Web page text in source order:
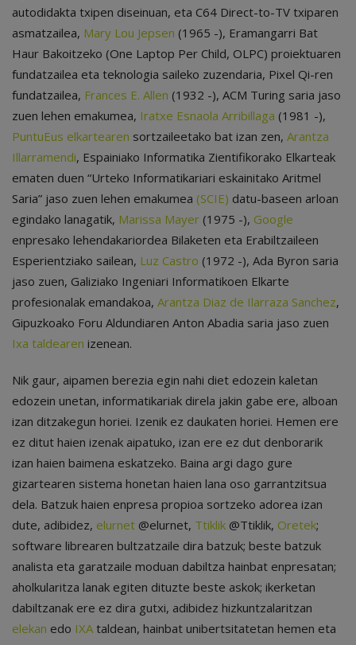
autodidakta txipen diseinuan, eta C64 Direct-to-TV txiparen
asmatzailea, Mary Lou Jepsen (1965 -), Eramangarri Bat
Haur Bakoitzeko (One Laptop Per Child, OLPC) proiektuaren
fundatzailea eta teknologia saileko zuzendaria, Pixel Qi-ren
fundatzailea, Frances E. Allen (1932 -), ACM Turing saria jaso
zuen lehen emakumea, Iratxe Esnaola Arribillaga (1981 -),
PuntuEus elkartearen sortzaileetako bat izan zen, Arantza
Illarramendi, Espainiako Informatika Zientifikorako Elkarteak
ematen duen “Urteko Informatikariari eskainitako Aritmel
Saria” jaso zuen lehen emakumea (SCIE) datu-baseen arloan
egindako lanagatik, Marissa Mayer (1975 -), Google
enpresako lehendakariordea Bilaketen eta Erabiltzaileen
Esperientziako sailean, Luz Castro (1972 -), Ada Byron saria
jaso zuen, Galiziako Ingeniari Informatikoen Elkarte
profesionalak emandakoa, Arantza Diaz de Ilarraza Sanchez,
Gipuzkoako Foru Aldundiaren Anton Abadia saria jaso zuen
Ixa taldearen izenean.
Nik gaur, aipamen berezia egin nahi diet edozein kaletan
edozein unetan, informatikariak direla jakin gabe ere, alboan
izan ditzakegun horiei. Izenik ez daukaten horiei. Hemen ere
ez ditut haien izenak aipatuko, izan ere ez dut denborarik
izan haien baimena eskatzeko. Baina argi dago gure
gizartearen sistema honetan haien lana oso garrantzitsua
dela. Batzuk haien enpresa propioa sortzeko adorea izan
dute, adibidez, elurnet @elurnet, Ttiklik @Ttiklik, Oretek;
software librearen bultzatzaile dira batzuk; beste batzuk
analista eta garatzaile moduan dabiltza hainbat enpresatan;
aholkularitza lanak egiten dituzte beste askok; ikerketan
dabiltzanak ere ez dira gutxi, adibidez hizkuntzalaritzan
elekan edo IXA taldean, hainbat unibertsitatetan hemen eta